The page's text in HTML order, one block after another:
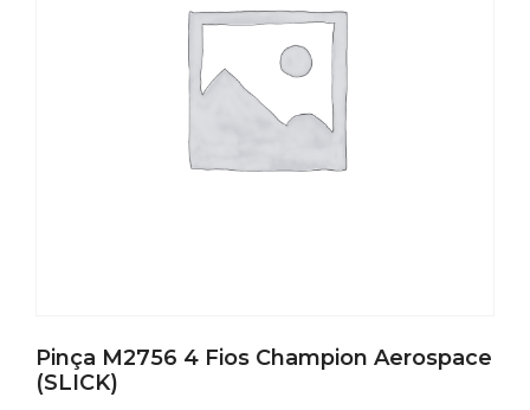
Pinça M2756 4 Fios Champion Aerospace
(SLICK)